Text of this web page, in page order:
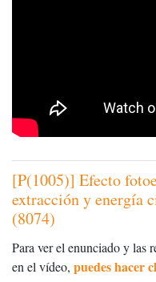
[P(1005)] Efecto
extracción y energía
(8074)
Para ver el enunciado y las
en el vídeo, puedes hacer